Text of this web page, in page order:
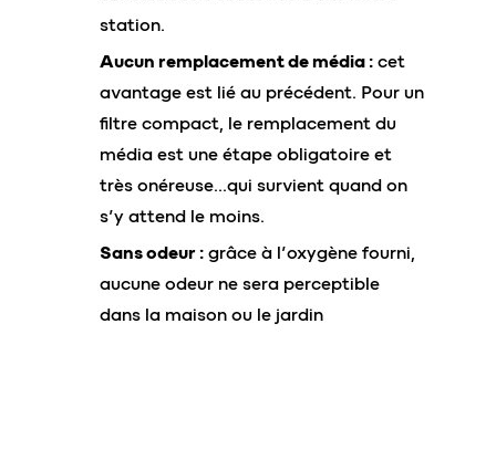
station.
Aucun remplacement de média : cet
avantage est lié au précédent. Pour un
filtre compact, le remplacement du
média est une étape obligatoire et
très onéreuse…qui survient quand on
s’y attend le moins.
Sans odeur : grâce à l’oxygène fourni,
aucune odeur ne sera perceptible
dans la maison ou le jardin